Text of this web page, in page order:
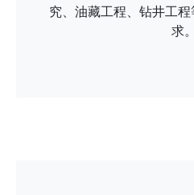
究、油藏工程、钻井工
求。